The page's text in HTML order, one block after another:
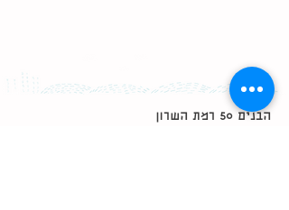
הבנים 50 רמת השרון